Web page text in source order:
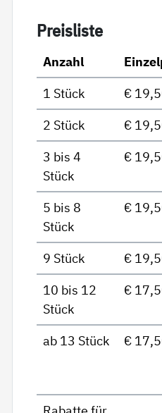
Preis­lis­te
Anzahl
1 Stück
€
2 Stück
€
3 bis 4
Stück
€
5 bis 8
Stück
€
9 Stück €
10 bis 12
Stück
€
ab 13 Stück €